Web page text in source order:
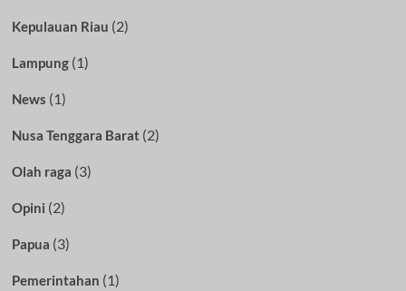
Kepulauan Riau (2)
Lampung(1)
News (1)
Nusa Tenggara Barat(2)
Olah raga (3)
Opini (2)
Papua (3)
Pemerintahan (1)